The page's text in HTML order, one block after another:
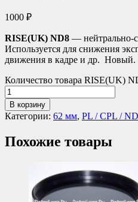
1000 ₽
RISE(UK) ND8 — нейтрально-
Используется для снижения
движения в кадре и др. Новый.
Количество товара RISE(UK)
В корзину
Категории: 62 мм, PL / CPL / ND
Похожие товары